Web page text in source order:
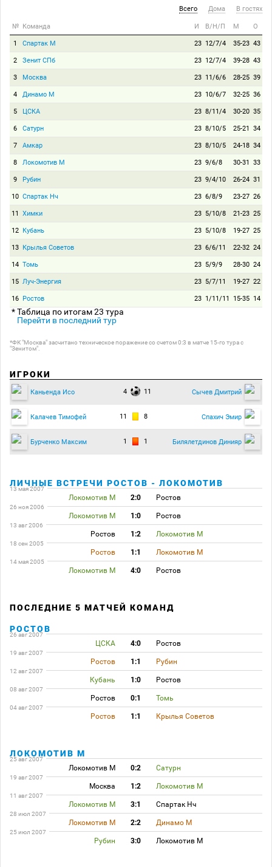
Всего Дома В гостях
№ Команда И В/Н/П М О
1 Спартак М 23 12/7/4 35-23 43
2 Зенит СПб 23 12/7/4 39-28 43
3 Москва 23 11/6/6 28-25 39
4 Динамо М 23 10/6/7 32-25 36
5 ЦСКА 23 8/11/4 30-20 35
6 Сатурн 23 8/10/5 25-21 34
7 Амкар 23 8/10/5 24-18 34
8 Локомотив М 23 9/6/8 30-31 33
9 Рубин 23 9/4/10 26-24 31
10 Спартак Нч 23 6/8/9 23-27 26
11 Химки 23 5/10/8 21-23 25
12 Кубань 23 5/10/8 19-27 25
13 Крылья Советов 23 6/6/11 22-32 24
14 Томь 23 5/9/9 28-30 24
15 Луч-Энергия 23 5/7/11 19-27 22
16 Ростов 23 1/11/11 15-35 14
* Таблица по итогам 23 тура
Перейти в последний тур
*ФК "Москва" засчитано техническое поражение со счетом 0:3 в матче 15-го тура с
"Зенитом".
ИГРОКИ
Каньенда Исо 4 11 Сычев Дмитрий
Калачев Тимофей 11 8 Спахич Эмир
Бурченко Максим 1 1 Билялетдинов Динияр
ЛИЧНЫЕ ВСТРЕЧИ РОСТОВ - ЛОКОМОТИВ
13 мая 2007
Локомотив М 2:0 Ростов
26 ноя 2006
Локомотив М 1:0 Ростов
13 авг 2006
Ростов 1:2 Локомотив М
18 сен 2005
Ростов 1:1 Локомотив М
14 мая 2005
Локомотив М 4:0 Ростов
ПОСЛЕДНИЕ 5 МАТЧЕЙ КОМАНД
РОСТОВ
26 авг 2007
ЦСКА 4:0 Ростов
19 авг 2007
Ростов 1:1 Рубин
12 авг 2007
Кубань 1:0 Ростов
08 авг 2007
Ростов 0:1 Томь
04 авг 2007
Ростов 1:1 Крылья Советов
ЛОКОМОТИВ М
25 авг 2007
Локомотив М 0:2 Сатурн
19 авг 2007
Москва 1:2 Локомотив М
11 авг 2007
Локомотив М 3:1 Спартак Нч
28 июл 2007
Локомотив М 2:2 Динамо М
25 июл 2007
Рубин 3:0 Локомотив М